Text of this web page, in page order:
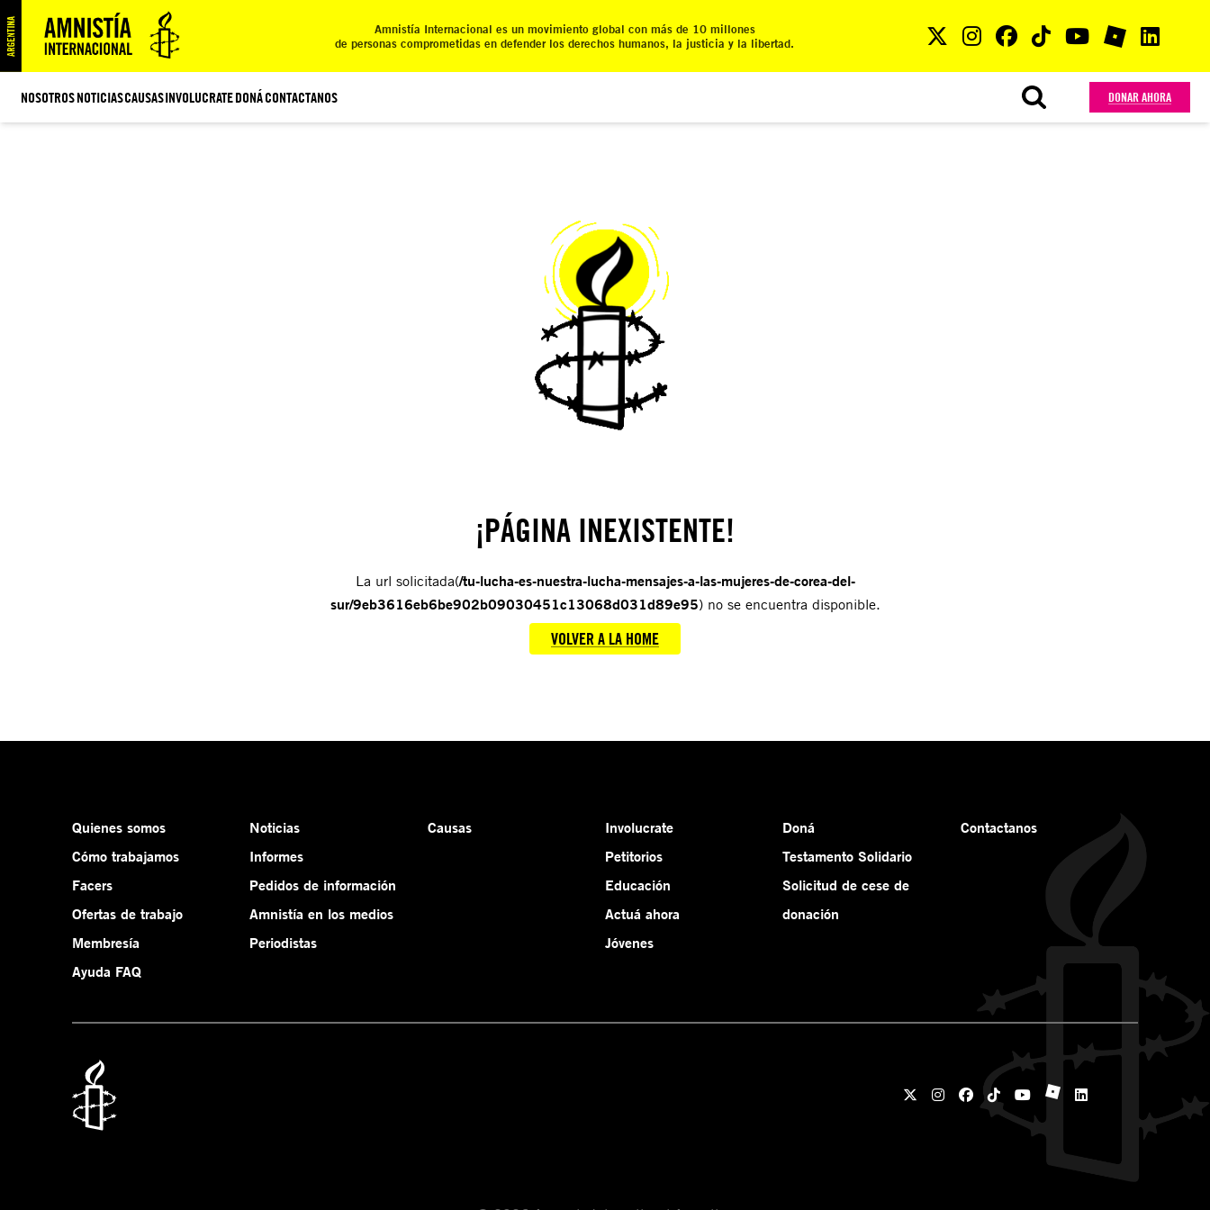
Amnistía Internacional es un movimiento global con más de 10 millones
de personas comprometidas en defender los derechos humanos, la justicia y la libertad.
NOSOTROSNOTICIASCAUSASINVOLUCRATEDONÁCONTACTANOS DONAR AHORA
¡PÁGINA INEXISTENTE!
La url solicitada(/tu-lucha-es-nuestra-lucha-mensajes-a-las-mujeres-de-corea-del-
sur/9eb3616eb6be902b09030451c13068d031d89e95) no se encuentra disponible.
VOLVER A LA HOME
Quienes somos
Cómo trabajamos
Facers
Ofertas de trabajo
Membresía
Ayuda FAQ
Noticias
Informes
Pedidos de información
Amnistía en los medios
Periodistas
Causas
Involucrate
Petitorios
Educación
Actuá ahora
Jóvenes
Doná
Testamento Solidario
Solicitud de cese de
donación
Contactanos